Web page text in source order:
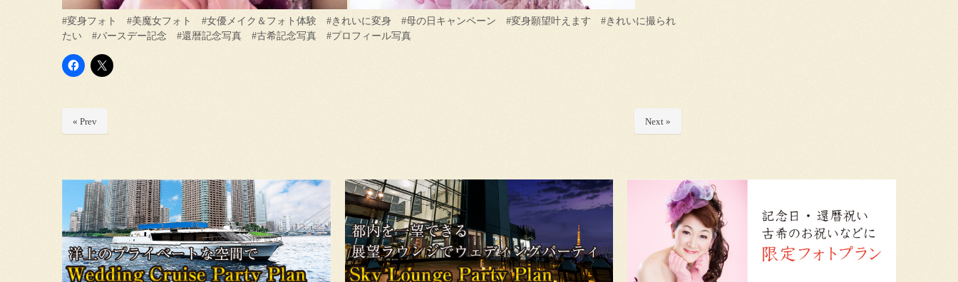
#変身フォト #美魔女フォト #女優メイク＆フォト体験 #きれいに変身 #母の日キャンペーン #変身願望叶えます #きれいに撮られ
たい #バースデー記念 #還暦記念写真 #古希記念写真 #プロフィール写真
« Prev Next »